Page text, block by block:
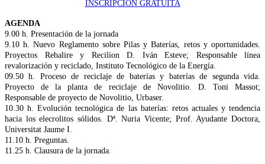
INSCRIPCIÓN GRATUITA
AGENDA
9.00 h. Presentación de la jornada
9.10 h. Nuevo Reglamento sobre Pilas y Baterías, retos y oportunidades.
Proyectos Rebalire y Recilion D. Iván Esteve; Responsable línea
revalorización y reciclado, Instituto Tecnológico de la Energía.
09.50 h. Proceso de reciclaje de baterías y baterías de segunda vida.
Proyecto de la planta de reciclaje de Novolitio. D. Toni Massot;
Responsable de proyecto de Novolitio, Urbaser.
10.30 h. Evolución tecnológica de las baterías: retos actuales y tendencia
hacia los elecrolitos sólidos. Dª. Nuria Vicente; Prof. Ayudante Doctora,
Universitat Jaume I.
11.10 h. Preguntas.
11.25 h. Clausura de la jornada.